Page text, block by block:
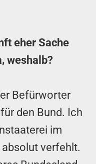
eher Sache
weshalb?
Be­für­worter
den Bund. Ich
im
absolut verfehlt.